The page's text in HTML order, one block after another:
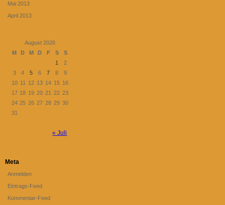
Mai 2013
April 2013
August 2026
M
D M D F S
S
1
2
3
4 5 6 7 8
9
10 11 12 13 14 15 16
17 18 19 20 21 22 23
24 25 26 27 28 29 30
31
« Juli
Meta
Anmelden
Eintrags-Feed
Kommentar-Feed